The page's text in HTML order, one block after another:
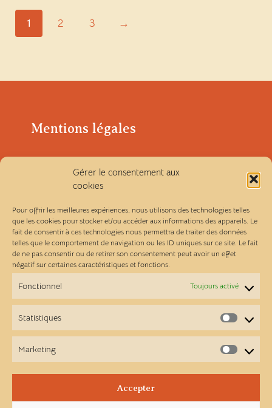
Gérer le consentement aux
cookies
Pour offrir les meilleures expériences, nous utilisons des technologies telles
que les cookies pour stocker et/ou accéder aux informations des appareils. Le
fait de consentir à ces technologies nous permettra de traiter des données
telles que le comportement de navigation ou les ID uniques sur ce site. Le fait
de ne pas consentir ou de retirer son consentement peut avoir un effet
négatif sur certaines caractéristiques et fonctions.
Fonctionnel Toujours activé
Statistiques
Marketing
Accepter
1 2 3 →
Mentions légales
Politique de confidentialité
Les Ateliers Linou
A propos
Points de vente
Newsletter
FacebookInstagram